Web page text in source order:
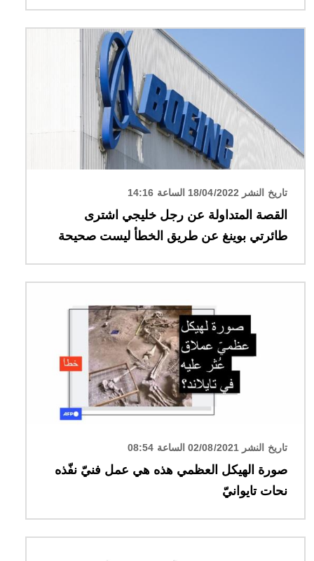
تاريخ النشر 18/04/2022 الساعة 14:16
القصة المتداولة عن رجل خليجي اشترى
طائرتي بوينغ عن طريق الخطأ ليست صحيحة
تاريخ النشر 02/08/2021 الساعة 08:54
صورة الهيكل العظمي هذه هي عمل فنيّ نفّذه
نحات تايوانيّ